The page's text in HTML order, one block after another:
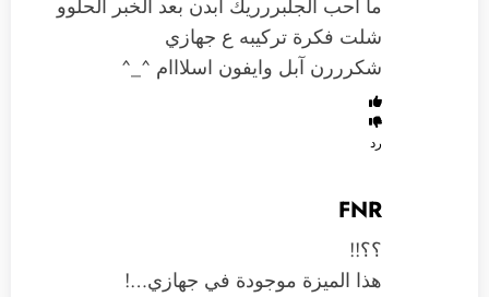
ما احب الجلبررريك ابدن بعد الخبر الحلوو
شلت فكرة تركيبه ع جهازي
شكرررن آبل وايفون اسلااام ^_^
رد
FNR
؟؟!!
هذا الميزة موجودة في جهازي…!